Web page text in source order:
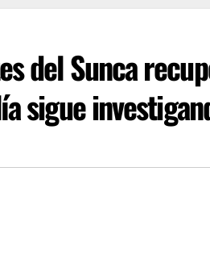
del Sunca
sigue